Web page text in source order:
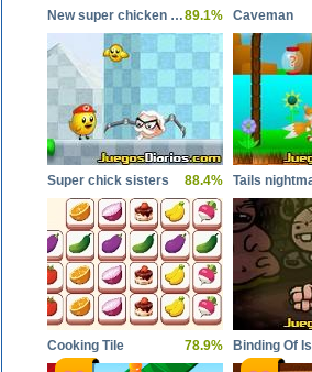
New super chicken sisters89.1% Caveman
Super chick sisters 88.4% Tails
Cooking Tile 78.9% Binding Of